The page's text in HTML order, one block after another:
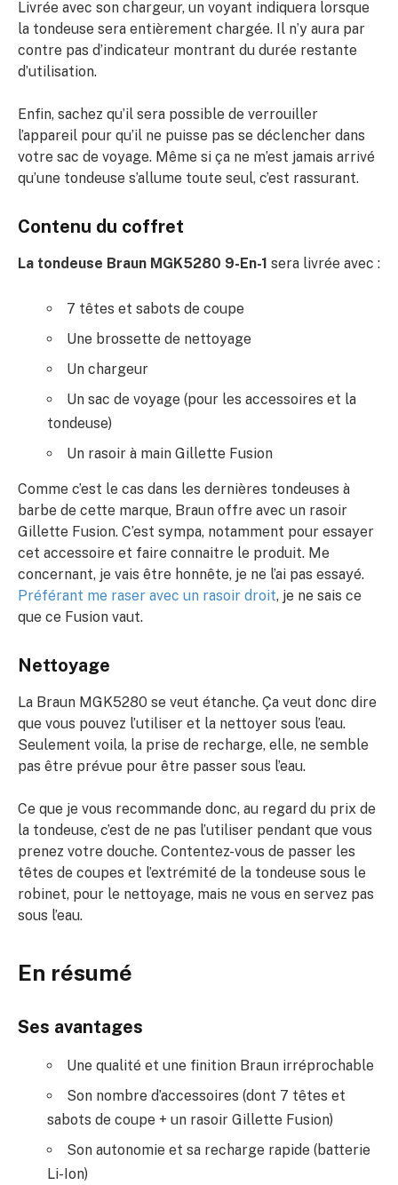
Livrée avec son chargeur, un voyant indiquera lorsque
la tondeuse sera entièrement chargée. Il n’y aura par
contre pas d’indicateur montrant du durée restante
d’utilisation.
Enfin, sachez qu’il sera possible de verrouiller
l’appareil pour qu’il ne puisse pas se déclencher dans
votre sac de voyage. Même si ça ne m’est jamais arrivé
qu’une tondeuse s’allume toute seul, c’est rassurant.
Contenu du coffret
La tondeuse Braun MGK5280 9-En-1 sera livrée avec :
7 têtes et sabots de coupe
Une brossette de nettoyage
Un chargeur
Un sac de voyage (pour les accessoires et la
tondeuse)
Un rasoir à main Gillette Fusion
Comme c’est le cas dans les dernières tondeuses à
barbe de cette marque, Braun offre avec un rasoir
Gillette Fusion. C’est sympa, notamment pour essayer
cet accessoire et faire connaitre le produit. Me
concernant, je vais être honnête, je ne l’ai pas essayé.
Préférant me raser avec un rasoir droit, je ne sais ce
que ce Fusion vaut.
Nettoyage
La Braun MGK5280 se veut étanche. Ça veut donc dire
que vous pouvez l’utiliser et la nettoyer sous l’eau.
Seulement voila, la prise de recharge, elle, ne semble
pas être prévue pour être passer sous l’eau.
Ce que je vous recommande donc, au regard du prix de
la tondeuse, c’est de ne pas l’utiliser pendant que vous
prenez votre douche. Contentez-vous de passer les
têtes de coupes et l’extrémité de la tondeuse sous le
robinet, pour le nettoyage, mais ne vous en servez pas
sous l’eau.
En résumé
Ses avantages
Une qualité et une finition Braun irréprochable
Son nombre d’accessoires (dont 7 têtes et
sabots de coupe + un rasoir Gillette Fusion)
Son autonomie et sa recharge rapide (batterie
Li-Ion)